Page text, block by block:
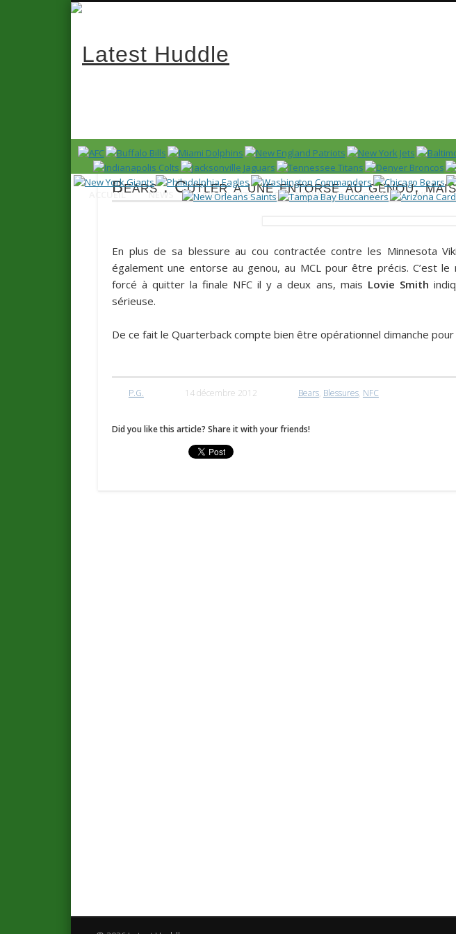
News en français sur la NFL et le Football Américain (Foot US)
ACCUEIL NEWS SAISON 2025 CALENDRIER / CLASSEMENT NFL
Bears : Cutler a une entorse au genou,
En plus de sa blessure au cou contractée contre les Minnesota
également une entorse au genou, au MCL pour être précis. C’est
forcé à quitter la finale NFC il y a deux ans, mais Lovie Smith
sérieuse.
De ce fait le Quarterback compte bien être opérationnel dimanche
P.G. 14 décembre 2012 Bears, Blessures, NFC
Did you like this article? Share it with your friends!